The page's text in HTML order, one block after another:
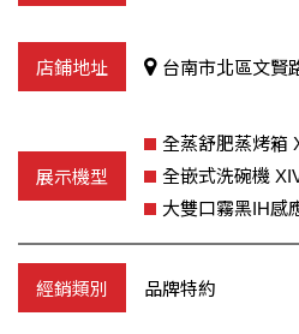
台南市北區文賢
全蒸舒肥蒸烤箱
全嵌式洗碗機
大雙口霧黑IH感
品牌特約